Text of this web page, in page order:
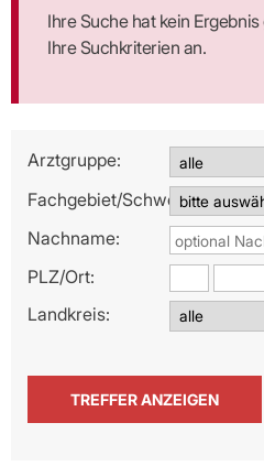
Ihre Suche hat kein
Ihre Suchkriterien an.
Arztgruppe:
Fachgebiet/Schwerpunkt:
Nachname:
PLZ/Ort:
Landkreis: